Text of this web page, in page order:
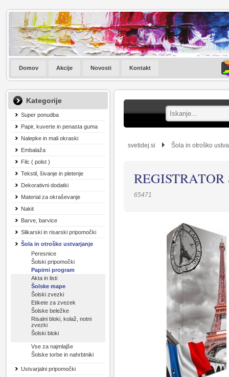
Domov Akcije Novosti Kontakt
Kategorije
Super ponudba
Papir, kuverte in penasta guma
Nalepke in mali okraski
Embalaža
Filc ( polst )
Tekstil, šivanje in pletenje
Dekorativni dodatki
Material za okraševanje
Nakit
Barve, barvice
Slikarski in risarski pripomočki
Šola in otroško ustvarjanje
Peresnice
Šolski pripomočki
Papirni program
Akta in listi
Šolske mape
Šolski zvezki
Etikete za zvezek
Šolske beležke
Risalni bloki, kolaž, notni
zvezki
Šolski bloki
Vse za najmlajše
Šolske torbe in nahrbtniki
Ustvarjalni pripomočki
svetidej.si Šola in otroško
65471